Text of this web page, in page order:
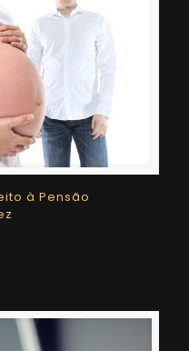
à Pensão